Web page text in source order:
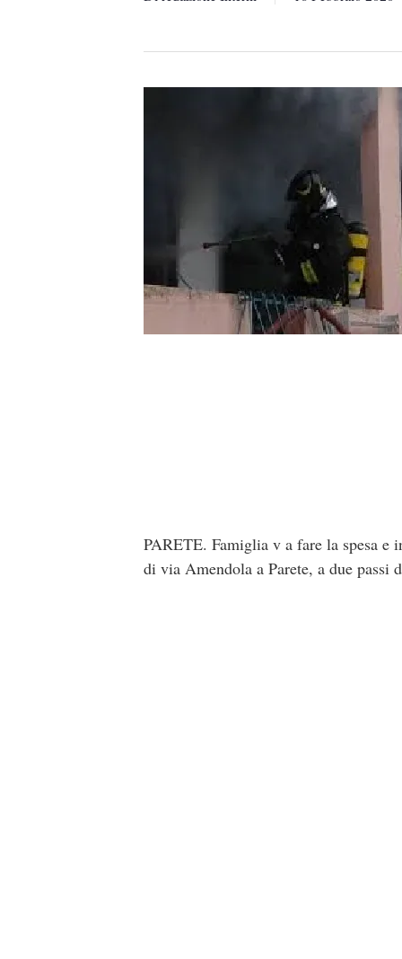
PARETE. Famiglia v a fare la spesa e
di via Amendola a Parete, a due passi